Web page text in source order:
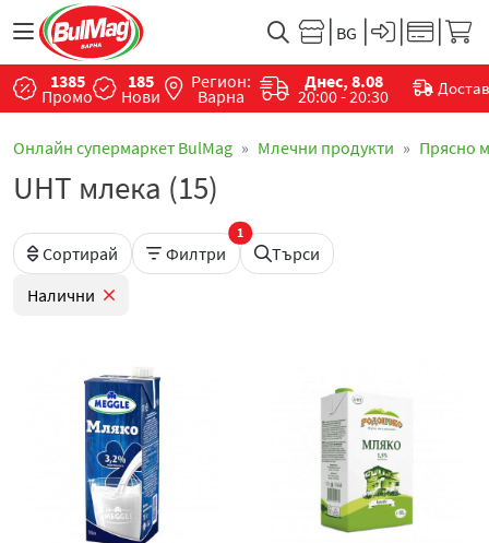
1385
Промо
185
Нови
Регион:
Варна
Днес, 8.08
20:00 - 20:30
Онлайн супермаркет BulMag Млечни продукти Прясно
UHT млека (15)
Сортирай Филтри
1
Търси
Налични